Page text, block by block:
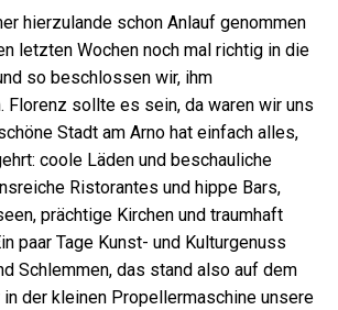
hierzulande schon Anlauf genommen
letzten Wochen noch mal richtig in die
so beschlossen wir, ihm
Florenz sollte es sein, da waren wir uns
Stadt am Arno hat einfach alles,
coole Läden und beschauliche
Ristorantes und hippe Bars,
prächtige Kirchen und traumhaft
paar Tage Kunst- und Kulturgenuss
Schlemmen, das stand also auf dem
der kleinen Propellermaschine unsere